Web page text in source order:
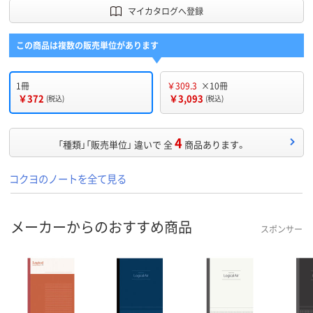
マイカタログへ登録
この商品は複数の販売単位があります
1冊
￥372 (税込)
￥309.3 ×10冊
￥3,093 (税込)
「種類」「販売単位」 違いで 全4 商品あります。
コクヨのノートを全て見る
メーカーからのおすすめ商品 スポンサー